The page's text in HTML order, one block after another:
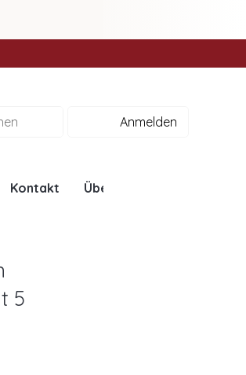
Anmelden
Kontakt Über uns
5